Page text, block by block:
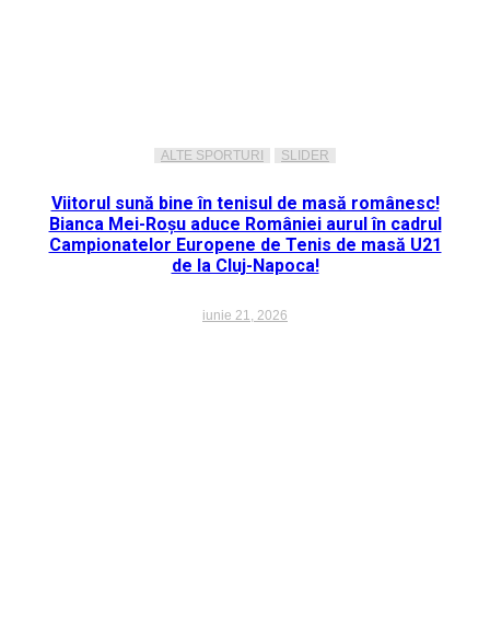
ALTE SPORTURI SLIDER
Viitorul sună bine în tenisul de masă românesc!
Bianca Mei-Roșu aduce României aurul în cadrul
Campionatelor Europene de Tenis de masă U21
de la Cluj-Napoca!
iunie 21, 2026